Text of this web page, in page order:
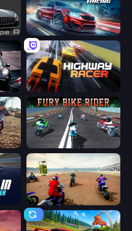
Motor Sport Challenge Type R Xtreme DRIFT Racing
Street Racers Nitro Extreme Highway Racer
Fury Bike Rider
Super MX - The Champion